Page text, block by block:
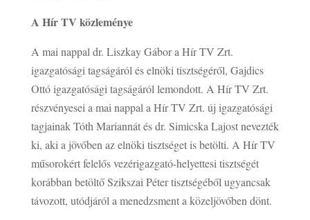
A Hír TV közleménye
A mai nappal dr. Liszkay Gábor a Hír TV Zrt.
igazgatósági tagságáról és elnöki tisztségéről, Gajdics
Ottó igazgatósági tagságáról lemondott. A Hír TV Zrt.
részvényesei a mai nappal a Hír TV Zrt. új igazgatósági
tagjainak Tóth Mariannát és dr. Simicska Lajost nevezték
ki, aki a jövőben az elnöki tisztséget is betölti. A Hír TV
műsorokért felelős vezérigazgató-helyettesi tisztségét
korábban betöltő Szikszai Péter tisztségéből ugyancsak
távozott, utódjáról a menedzsment a közeljövőben dönt.